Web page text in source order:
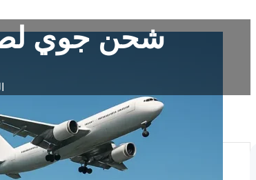
شحن جوي